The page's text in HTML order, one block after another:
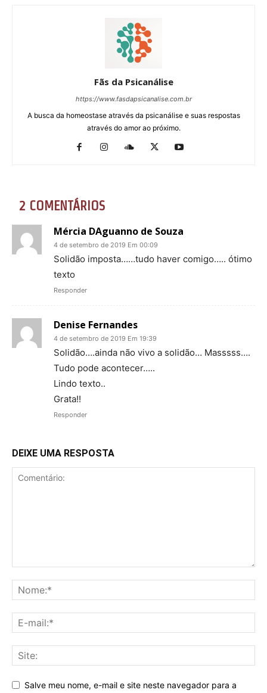
Fãs da Psicanálise
https://www.fasdapsicanalise.com.br
A busca da homeostase através da psicanálise e suas respostas
através do amor ao próximo.
2 COMENTÁRIOS
Mércia DAguanno de Souza
4 de setembro de 2019 Em 00:09
Solidão imposta……tudo haver comigo….. ótimo
texto
Responder
Denise Fernandes
4 de setembro de 2019 Em 19:39
Solidão….ainda não vivo a solidão… Masssss….
Tudo pode acontecer…..
Lindo texto..
Grata!!
Responder
DEIXE UMA RESPOSTA
Salve meu nome, e-mail e site neste navegador para a